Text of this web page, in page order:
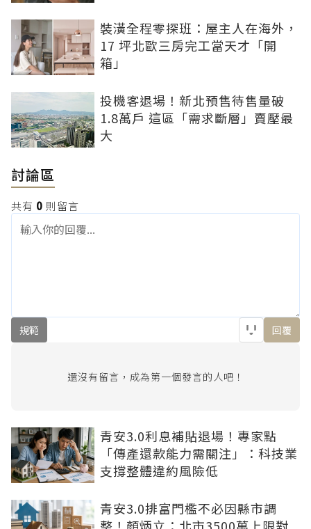
裝潢全程零探班：屋主人在海外，
17 坪北歐三房完工當天才「開
箱」
投機客退場！新北預售待售量破
1.8萬戶 這區「需求斷層」賣壓最
大
討論區
共有 0 則留言
規範 回覆
還沒有留言，成為第一個發言的人吧！
青安3.0利息補貼退場！專家點
「傳產還款能力需關注」：科技業
支撐整體違約風險低
青安3.0排富門檻不必因縣市調
整！顏炳立：北市3500萬上限對